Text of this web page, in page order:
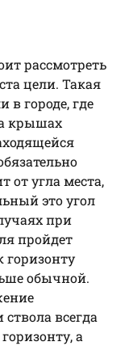
рассмотреть
цели. Такая
в городе, где
крышах
от угла места,
это угол
при
пройдет
горизонту
обычной.
всегда
а